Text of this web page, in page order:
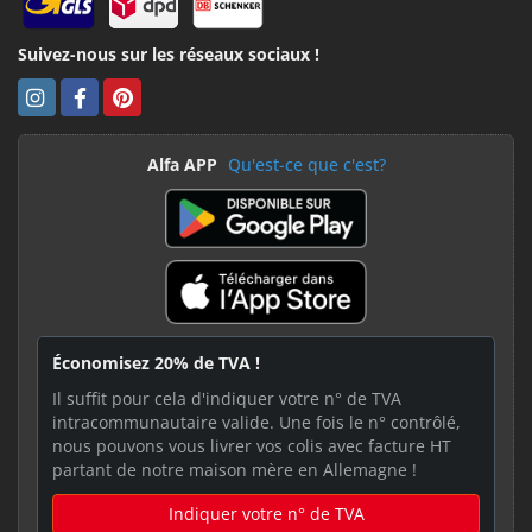
Suivez-nous sur les réseaux sociaux !
Alfa APP Qu'est-ce que c'est?
Économisez 20% de TVA !
Il suffit pour cela d'indiquer votre n° de TVA
intracommunautaire valide. Une fois le n° contrôlé,
nous pouvons vous livrer vos colis avec facture HT
partant de notre maison mère en Allemagne !
Indiquer votre n° de TVA